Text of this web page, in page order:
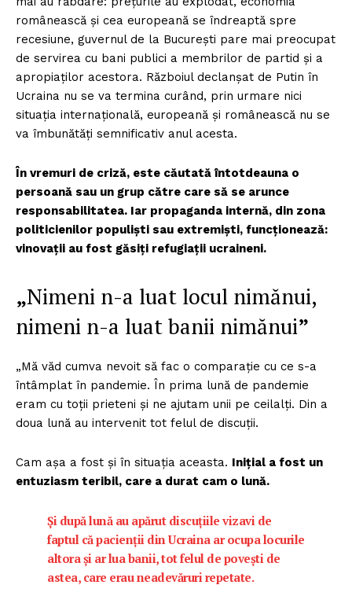
românească și cea europeană se îndreaptă spre
recesiune, guvernul de la București pare mai preocupat
de servirea cu bani publici a membrilor de partid și a
apropiaților acestora. Războiul declanșat de Putin în
Ucraina nu se va termina curând, prin urmare nici
situația internațională, europeană și românească nu se
va îmbunătăți semnificativ anul acesta.
În vremuri de criză, este căutată întotdeauna o
persoană sau un grup către care să se arunce
responsabilitatea. Iar propaganda internă, din zona
politicienilor populiști sau extremiști, funcționează:
vinovații au fost găsiți refugiații ucraineni.
„Nimeni n-a luat locul nimănui,
nimeni n-a luat banii nimănui”
„Mă văd cumva nevoit să fac o comparație cu ce s-a
întâmplat în pandemie. În prima lună de pandemie
eram cu toții prieteni și ne ajutam unii pe ceilalți. Din a
doua lună au intervenit tot felul de discuții.
Cam așa a fost și în situația aceasta. Inițial a fost un
entuziasm teribil, care a durat cam o lună.
Și după lună au apărut discuțiile vizavi de
faptul că pacienții din Ucraina ar ocupa locurile
altora și ar lua banii, tot felul de povești de
astea, care erau neadevăruri repetate.